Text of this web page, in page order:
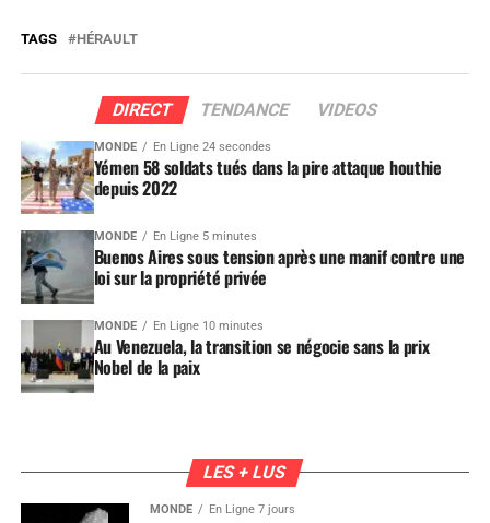
TAGS HÉRAULT
DIRECT TENDANCE VIDEOS
MONDE En Ligne 24 secondes
Yémen 58 soldats tués dans la pire attaque houthie
depuis 2022
MONDE En Ligne 5 minutes
Buenos Aires sous tension après une manif contre une
loi sur la propriété privée
MONDE En Ligne 10 minutes
Au Venezuela, la transition se négocie sans la prix
Nobel de la paix
LES + LUS
MONDE En Ligne 7 jours